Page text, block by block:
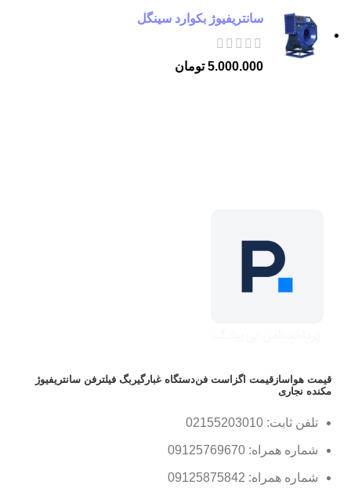
سانتریفیوژ بکوارد سینگل
5.000.000 تومان
قیمت هواساز قیمت اگزاست فندستگاه غبارگیر بگ فیلتر فن سانتریفیوژ
مکنده نجاری
تلفن ثابت: 02155203010
شماره همراه: 09125769670
شماره همراه: 09125875842